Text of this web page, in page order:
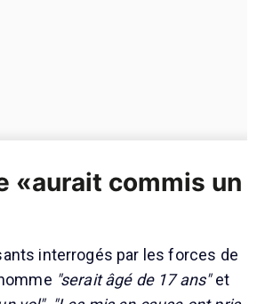
«aurait commis un
interrogés par les forces de
"serait âgé de 17 ans"et